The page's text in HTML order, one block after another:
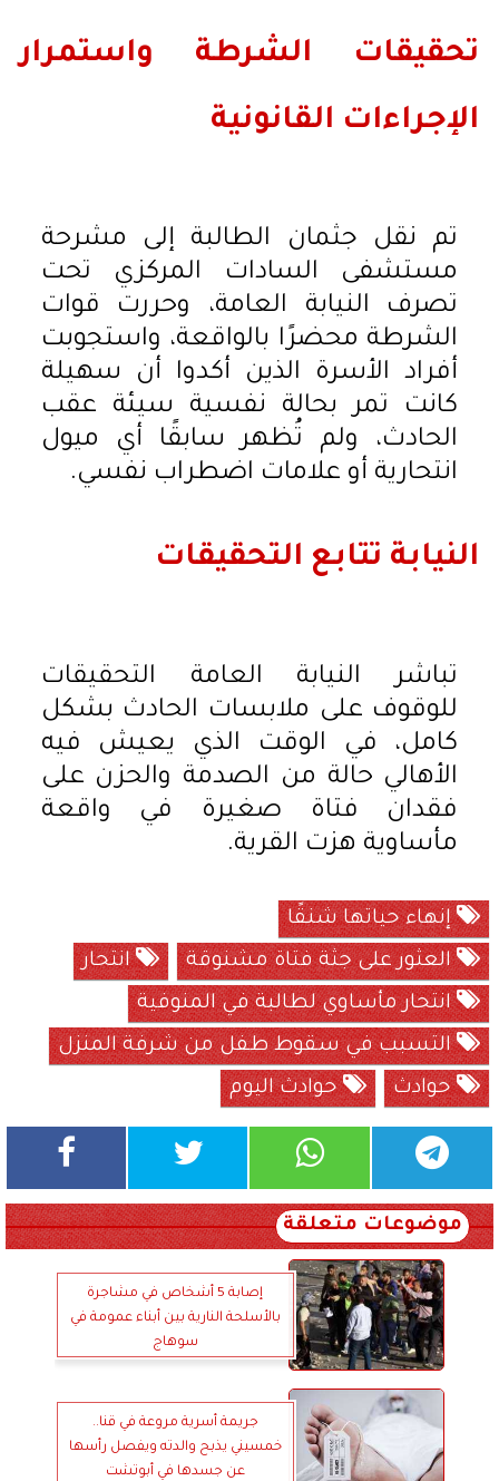
تحقيقات الشرطة واستمرار
الإجراءات القانونية
تم نقل جثمان الطالبة إلى مشرحة
مستشفى السادات المركزي تحت
تصرف النيابة العامة، وحررت قوات
الشرطة محضرًا بالواقعة، واستجوبت
أفراد الأسرة الذين أكدوا أن سهيلة
كانت تمر بحالة نفسية سيئة عقب
الحادث، ولم تُظهر سابقًا أي ميول
انتحارية أو علامات اضطراب نفسي.
النيابة تتابع التحقيقات
تباشر النيابة العامة التحقيقات
للوقوف على ملابسات الحادث بشكل
كامل، في الوقت الذي يعيش فيه
الأهالي حالة من الصدمة والحزن على
فقدان فتاة صغيرة في واقعة
مأساوية هزت القرية.
إنهاء حياتها شنقًا
العثور على جثة فتاة مشنوقة
انتحار
انتحار مأساوي لطالبة في المنوفية
التسبب في سقوط طفل من شرفة المنزل
حوادث
حوادث اليوم
موضوعات متعلقة
إصابة 5 أشخاص في مشاجرة
بالأسلحة النارية بين أبناء عمومة في
سوهاج
جريمة أسرية مروعة في قنا..
خمسيني يذبح والدته ويفصل رأسها
عن جسدها في أبوتشت